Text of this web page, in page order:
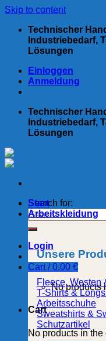
Skip to content
Technischer
Industriebedarf,
Lösungen
Einloggen
Anmeldung
Technischer
Industriebedarf,
Lösungen
Search for:
Login
Cart /0,00 €
No products
Cart
No products in the
Start
Arbeitskleidung
Unsere
Fleece, Westen
T-Shirts &
Arbeitsschuhe
Sweatshirts &
Schutzartikel